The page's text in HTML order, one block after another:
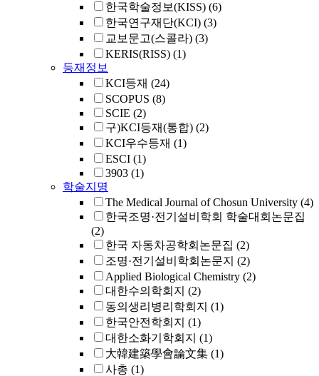
한국학술정보(KISS) (6)
한국연구재단(KCI) (3)
교보문고(스콜라) (3)
KERIS(RISS) (1)
등재정보
KCI등재 (24)
SCOPUS (8)
SCIE (2)
구)KCI등재(통합) (2)
KCI우수등재 (1)
ESCI (1)
3903 (1)
학술지명
The Medical Journal of Chosun University (4)
한국조명·전기설비학회 학술대회논문집
(2)
한국 자동차공학회논문집 (2)
조명·전기설비학회논문지 (2)
Applied Biological Chemistry (2)
대한수의학회지 (2)
동의생리병리학회지 (1)
한국안전학회지 (1)
대한소화기학회지 (1)
大韓建築學會論文集 (1)
사총 (1)